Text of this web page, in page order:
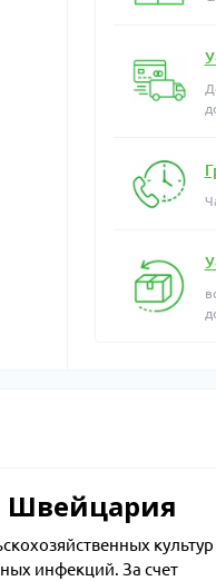
Швейцария
культур
инфекций. За счет